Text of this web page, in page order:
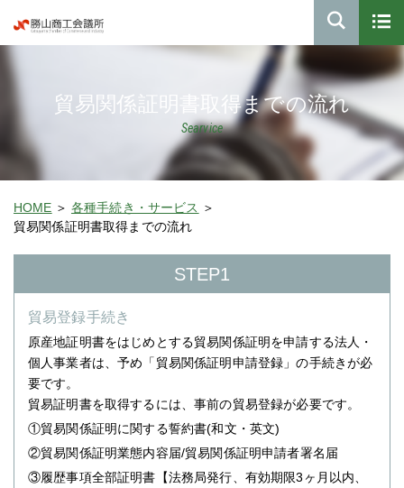
貿易関係証明書取得までの流れ
Searvice
HOME
各種手続き・サービス
貿易関係証明書取得までの流れ
STEP1
貿易登録手続き
原産地証明書をはじめとする貿易関係証明を申請する法人・
個人事業者は、予め「貿易関係証明申請登録」の手続きが必
要です。
貿易証明書を取得するには、事前の貿易登録が必要です。
①貿易関係証明に関する誓約書(和文・英文)
②貿易関係証明業態内容届/貿易関係証明申請者署名届
③履歴事項全部証明書【法務局発行、有効期限3ヶ月以内、